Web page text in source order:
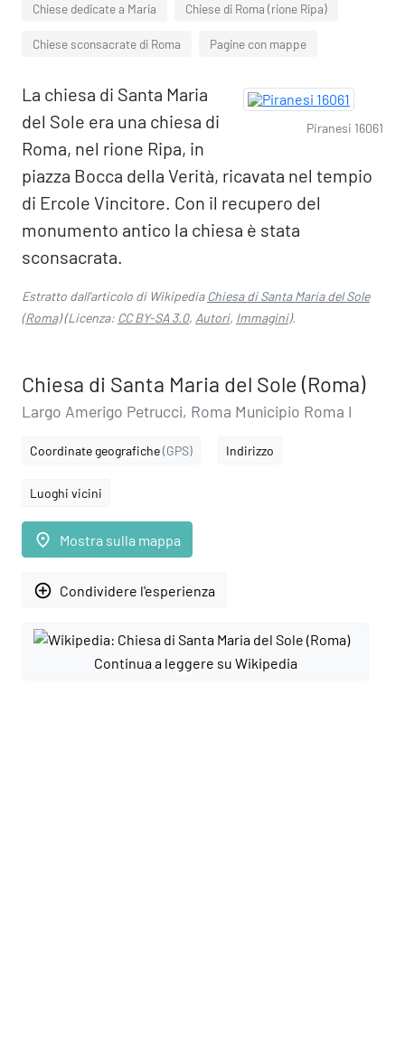
Chiese dedicate a Maria Chiese di Roma (rione Ripa)
Chiese sconsacrate di Roma Pagine con mappe
Piranesi 16061
La chiesa di Santa Maria
del Sole era una chiesa di
Roma, nel rione Ripa, in
piazza Bocca della Verità, ricavata nel tempio
di Ercole Vincitore. Con il recupero del
monumento antico la chiesa è stata
sconsacrata.
Estratto dall'articolo di WikipediaChiesa di Santa Maria del Sole
(Roma)(Licenza: CC BY-SA 3.0, Autori, Immagini).
Chiesa di Santa Maria del Sole (Roma)
Largo Amerigo Petrucci, Roma Municipio Roma I
Coordinate geografiche(GPS) Indirizzo
Luoghi vicini
place Mostra sulla mappa
add_circle_outline Condividere l'esperienza
Continua a leggere su Wikipedia